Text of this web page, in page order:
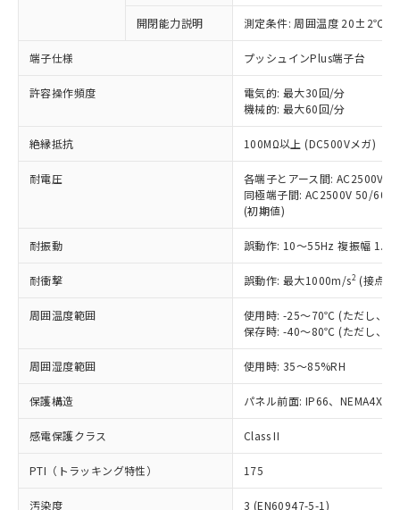
開閉能力説明 測定条件: 周囲温度 20±2℃、
端子仕様 プッシュインPlus端子台
許容操作頻度
電気的: 最大30回/分
機械的: 最大60回/分
絶縁抵抗 100MΩ以上 (DC500Vメガ)
耐電圧
各端子とアース間: AC2500V
同極端子間: AC2500V 50/
(初期値)
耐振動 誤動作: 10～55Hz 複振幅
耐衝撃 誤動作: 最大1000m/s2 (接点
周囲温度範囲
使用時: -25～70℃ (ただし、氷
保存時: -40～80℃ (ただし、氷
周囲湿度範囲 使用時: 35～85%RH
保護構造 パネル前面: IP66、NEMA4X,
感電保護クラス Class II
PTI（トラッキング特性） 175
汚染度 3 (EN60947-5-1)
以下の条件をお読みいただき、同意のうえ
ご利用ください。
本サービスは、当社制御機器事業取扱
商品の当社在庫状況および標準価格
当社制御機器事業取扱商品の中には、
本サービスの対象外となる商品もある
ことをご了承ください。
在庫状況および標準価格照会結果は、
記載している更新日時点での社内デー
タに基づき作成されるものであり、閲
覧された時点での実際の在庫および標
準価格とは異なる場合があることをご
正式な納期状況および標準価格はお客
様のお取引先、またはお客様担当のオ
ムロン制御機器販売店・当社販売員に
オムロン制御機器販売店や当社販売拠
販売ネットワーク
」をご確認
ください。
在庫状況および標準価格結果を当社の
事前の承諾なく第三者に漏洩または開
対応予定なし：EU RoHS指令（10物質）の
非含有に非対応の商品で、対応品を出す予
定はありません。
調査・確認中：EU RoHS指令（10物質）の
非含有の対応状況を調査中または確認中の
非該当品：ライセンス料など無形物で、有
害物質有無と関係のない商品です。
いたものが、含有品と判明した場合などや
むを得ず変更することがあります。
六価クロム(Cr(Ⅵ)) 1000ppm以下、ポリ臭化ビフェニル
類(PBB) 1000ppm以下、ポリ臭化ジフェニルエーテル類
(PBDE) 1000ppm以下、フタル酸ビス(2-エチルヘキシ
ル) (DEHP)(別名：DOP) 1000ppm以下、フタル酸ブチ
ルベンジル（BBP） 1000ppm以下、フタル酸ジブチル
（DBP） 1000ppm以下、フタル酸ジイソブチル
(DIBP) 1000ppm以下
フタル酸エステル類の４物質については閾値を超える意
図的な使用がないことを確認しています。
※2 対応予定月
※1 中国RoHS○×表
「○」：最大均質材料含有率が中国RoHSの
基準値以下であることを示します。
「×」：最大均質材料含有率が中国RoHSの
基準値を超えていることを示します。
「－」：未確認です。当社販売部門へお問
*中国RoHS10物質の基準値 (GB/T26572)：
Pb(鉛) :1000ppm、 Hg(水銀) : 1000ppm、 Cd(カドミウ
Cr(Ⅵ)(六価クロム) : 1000ppm、 PBBs(ポリ臭化ビフェ
ニル類) : 1000ppm、 PBDEs(ポリ臭化ジフェニルエーテ
DBP(フタル酸ジブチル) : 1000ppm、 DIBP(フタル酸ジ
イソブチル) : 1000ppm、 BBP(フタル酸ブチルベンジ
ル) : 1000ppm、
DEHP(フタル酸ビス(2-エチルヘキシル)) : 1000ppm
※2 環境保護使用期限
「ｅ」：有害物質（10物質）のすべてが基
準値以下であることを示します。
当社は、これら貴社製品のうち、外国
為替および外国貿易法に定める商品
（以下｢規制貨物等」という）を輸出
または国外への提供する場合は、日本
国政府の輸出許可(または役務取引許
可)を取得するなどの必要な手続きを
当社は規制貨物を破棄する場合は、完
全に破砕するなど、違法に輸出されな
いよう必要な手段を講じます。
ル、化学兵器、生物兵器またはその他
武器並びにこれらの製造装置等に一切
使用いたしません。
当社は、貴社製品を第三者に販売する
場合は、上記1、2および3の内容を当
該第三者に通知します。また当社は、
○ 一定数以上の在庫あり
一定数には満たないが在庫あり
在庫なし(最新の在庫状況につ
いては、お客様のお取引先、ま
たはお客様担当のオムロン制御
機器販売店・当社販売員にご確
認ください)